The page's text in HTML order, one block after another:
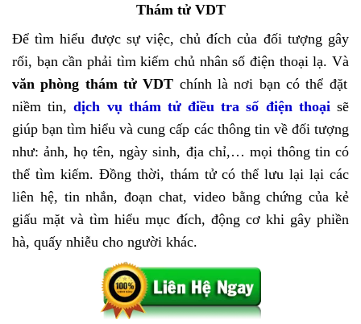
Thám tử VDT
Để tìm hiểu được sự việc, chủ đích của đối tượng gây
rối, bạn cần phải tìm kiếm chủ nhân số điện thoại lạ. Và
văn phòng thám tử VDT chính là nơi bạn có thể đặt
niềm tin,dịch vụ thám tử điều tra số điện thoạisẽ
giúp bạn tìm hiểu và cung cấp các thông tin về đối tượng
như: ảnh, họ tên, ngày sinh, địa chỉ,… mọi thông tin có
thể tìm kiếm. Đồng thời, thám tử có thể lưu lại lại các
liên hệ, tin nhắn, đoạn chat, video bằng chứng của kẻ
giấu mặt và tìm hiểu mục đích, động cơ khi gây phiền
hà, quấy nhiễu cho người khác.